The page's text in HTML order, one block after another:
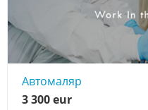
Автомаляр
3 300 eur